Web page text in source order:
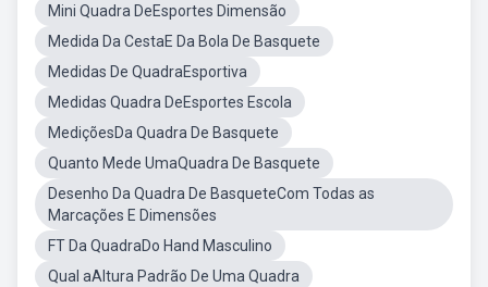
Mini Quadra DeEsportes Dimensão
Medida Da CestaE Da Bola De Basquete
Medidas De QuadraEsportiva
Medidas Quadra DeEsportes Escola
MediçõesDa Quadra De Basquete
Quanto Mede UmaQuadra De Basquete
Desenho Da Quadra De BasqueteCom Todas as
Marcações E Dimensões
FT Da QuadraDo Hand Masculino
Qual aAltura Padrão De Uma Quadra